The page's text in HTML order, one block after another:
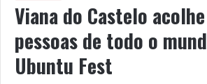
Viana do Castelo
pessoas de todo o
Ubuntu Fest